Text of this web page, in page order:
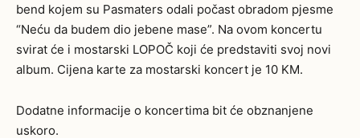
bend kojem su Pasmaters odali počast obradom pjesme
“Neću da budem dio jebene mase”. Na ovom koncertu
svirat će i mostarski LOPOČ koji će predstaviti svoj novi
album. Cijena karte za mostarski koncert je 10 KM.
Dodatne informacije o koncertima bit će obznanjene
uskoro.